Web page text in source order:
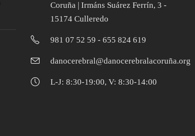
Coruña | Irmáns Suárez Ferrín, 3 -
15174 Culleredo
981 07 52 59 - 655 824 619
danocerebral@danocerebralacoruña.org
L-J: 8:30-19:00, V: 8:30-14:00